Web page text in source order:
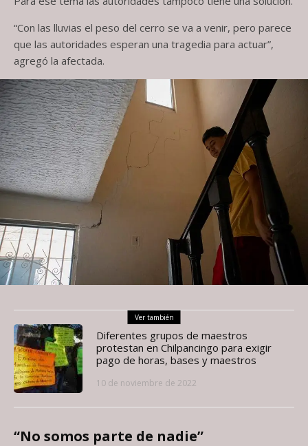
“Con las lluvias el peso del cerro se va a venir, pero parece
que las autoridades esperan una tragedia para actuar”,
agregó la afectada.
Ver también
Diferentes grupos de maestros
protestan en Chilpancingo para exigir
pago de horas, bases y maestros
10 de noviembre de 2022
“No somos parte de nadie”